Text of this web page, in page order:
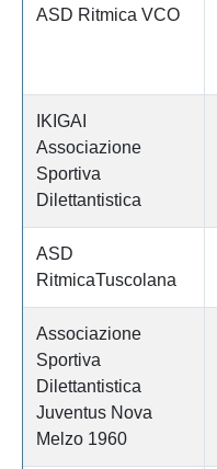
ASD Ritmica VCO
IKIGAI
Associazione
Sportiva
Dilettantistica
ASD
RitmicaTuscolana
Associazione
Sportiva
Dilettantistica
Juventus Nova
Melzo 1960